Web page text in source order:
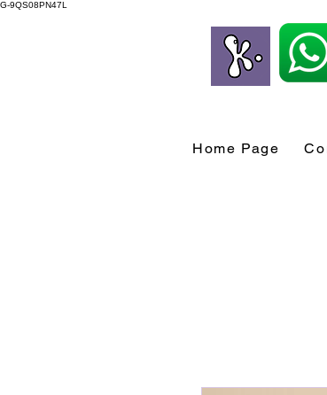
G-9QS08PN47L
Home Page